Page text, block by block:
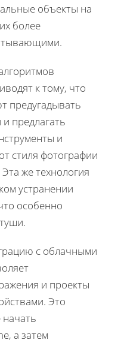
объекты на
более
к тому, что
предугадывать
предлагать
и
стиля фотографии
же технология
устранении
особенно
с облачными
и проекты
Это
а затем